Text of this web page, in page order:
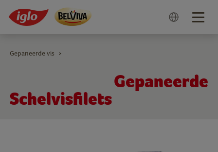
Gepaneerde
Schelvisfilets
Gepaneerde vis >